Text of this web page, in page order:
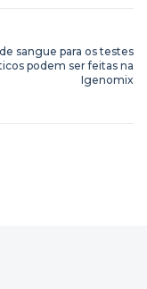
sangue para os testes
podem ser feitas na
Igenomix